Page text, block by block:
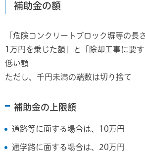
補助金の額
「危険コンクリートブロック塀等の長
1万円を乗じた額」と「除却工事に要
低い額
ただし、千円未満の端数は切り捨て
補助金の上限額
道路等に面する場合は、10万円
通学路に面する場合は、20万円